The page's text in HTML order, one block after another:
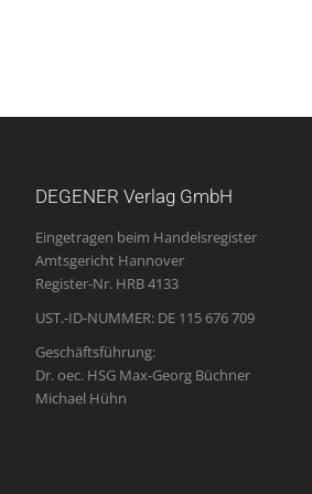
DEGENER Verlag GmbH
Eingetragen beim Handelsregister
Amtsgericht Hannover
Register-Nr. HRB 4133
UST.-ID-NUMMER: DE 115 676 709
Geschäftsführung:
Dr. oec. HSG Max-Georg Büchner
Michael Hühn